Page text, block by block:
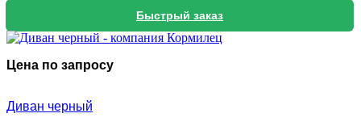
Быстрый заказ
Цена по запросу
Диван черный